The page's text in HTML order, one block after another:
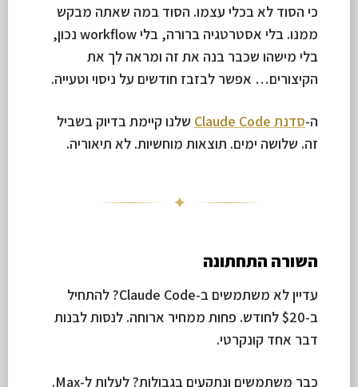
כי הסוד לא בכלי עצמו. הסוד במה שאתה מבקש
ממנו. בלי אסטרטגיה ברורה, בלי workflow נכון,
בלי מישהו שכבר בנה את זה ומראה לך את
הקיצורים… אפשר לבזבז חודשים על ניסוי וטעייה.
ה-סדנת Claude Code
שלנו קיימת בדיוק בשביל
זה. שלושה ימים. תוצאות מוחשיות. לא תיאוריה.
✦
השורה התחתונה
עדיין לא משתמשים ב-Claude Code? להתחיל
ב-$20 לחודש. פחות ממחיר ארוחה. לנסות לבנות
דבר אחד קונקרטי.
כבר משתמשים ונתקעים בגבולות? לעלות ל-Max.